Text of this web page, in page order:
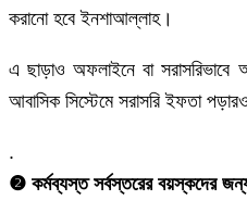
করানো হবে ইনশাআল্লাহ।
এ ছাড়াও অফলাইনে বা সরাসরিভাবে
আবাসিক সিস্টেমে সরাসরি ইফতা
.
❷ কর্মব্যস্ত সর্বস্তরের বয়স্কদের জন্য